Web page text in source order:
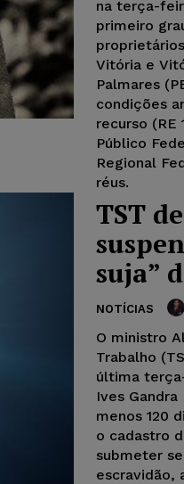
na terça-
primeiro
Vitória e
Palmares
condições
recurso (RE
Público
Regional
réus.
TST
suja”
NOTÍCIAS
O ministro
Trabalho
última
Ives
menos 120
o cadastro
submeter
escravidão,